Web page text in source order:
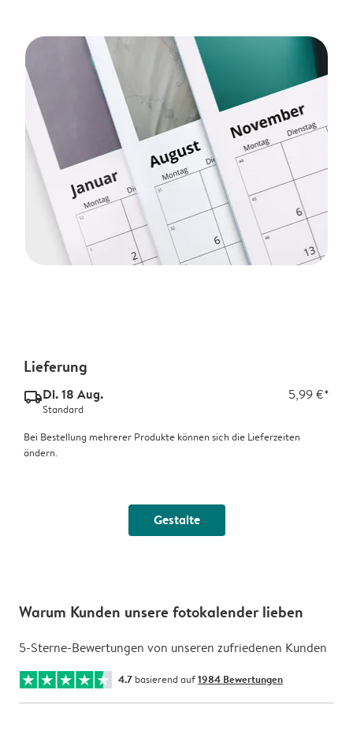
Lieferung
delivery_standard_v2Di. 18 Aug. 5,99 €*
Standard
Bei Bestellung mehrerer Produkte können sich die Lieferzeiten
ändern.
Gestalte
Warum Kunden unsere fotokalender lieben
5-Sterne-Bewertungen von unseren zufriedenen Kunden
4.7 basierend auf1984 Bewertungen